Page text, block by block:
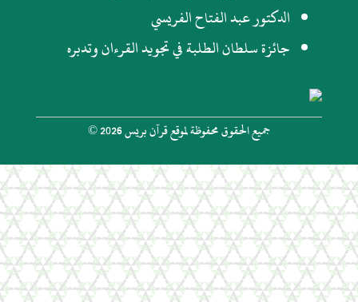
الدكتور عبد الفتاح الفريسي
جائزة سلطان الطلبة في تجويد القرءان وتدبره
جميع الحقوق محفوظة لموقع قرآن بريس 2026 ©